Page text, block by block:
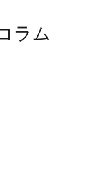
ラム